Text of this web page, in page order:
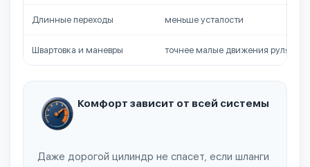
Длинные переходы меньше усталости
Швартовка и маневры точнее малые движения руля
Комфорт зависит от всей системы
Даже дорогой цилиндр не спасет, если шланги